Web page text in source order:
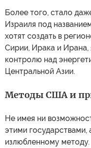
Более того, стало
Израиля под
хотят создать в
Сирии, Ирака и Ирана,
контролю над
Центральной Азии.
Методы США и
Не имея ни
этими
излюбленному методу.